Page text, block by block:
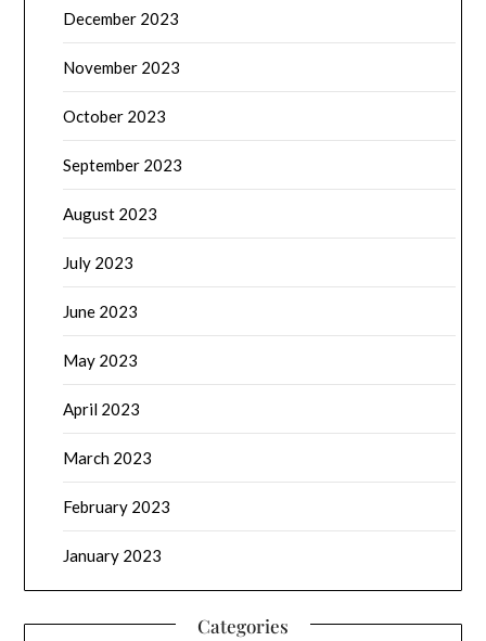
December 2023
November 2023
October 2023
September 2023
August 2023
July 2023
June 2023
May 2023
April 2023
March 2023
February 2023
January 2023
Categories